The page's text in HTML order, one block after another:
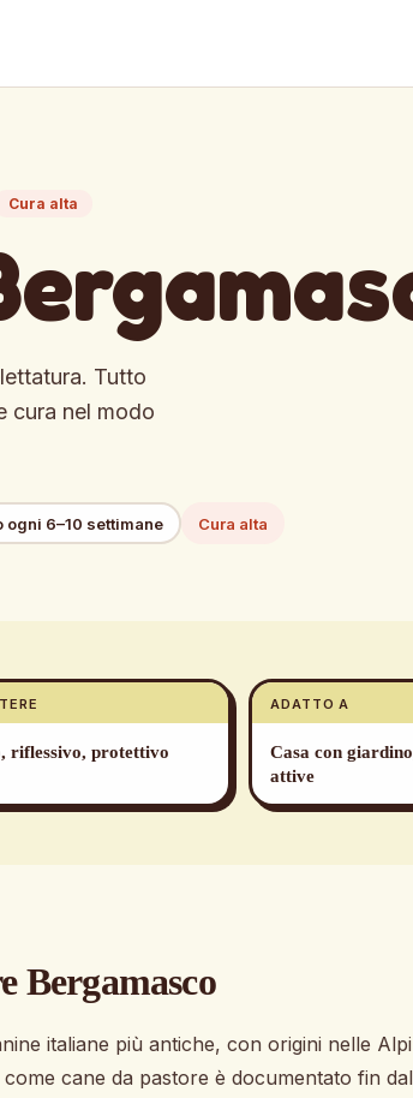
Cura alta
Tutto
cura nel modo
6–10 settimane Cura alta
riflessivo, protettivo
ADATTO A
Casa con
attive
Bergamasco
italiane più antiche, con origini nelle
cane da pastore è documentato fin